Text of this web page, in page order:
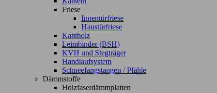
Friese
Innentürfriese
Haustürfriese
Kantholz
Leimbinder (BSH)
KVH und Stegträger
Handlaufsystem
Schneefangstangen / Pfähle
Dämmstoffe
Holzfaserdämmplatten